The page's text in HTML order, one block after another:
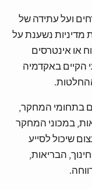
ועל עתידה של
מדיניות נשענת על
או אינטרסים
הקיים באקדמיה
בתחומי המחקר,
במכוני המחקר
שיכול לסייע
הבריאות,